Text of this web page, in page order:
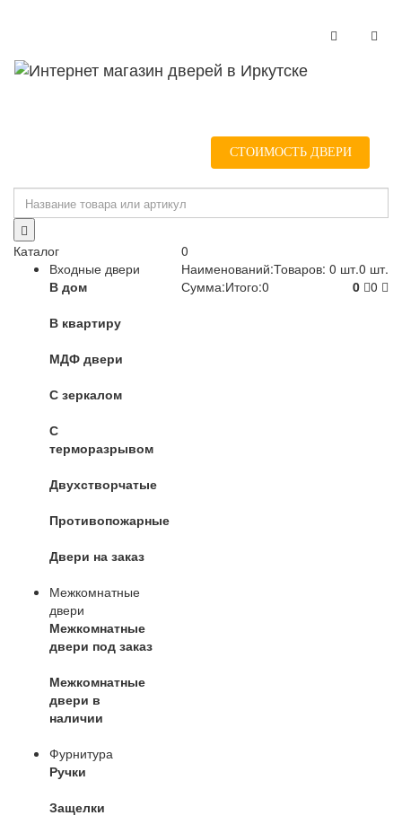
Навигация
СТОИМОСТЬ ДВЕРИ
Каталог
Входные двери
В дом
В квартиру
МДФ двери
С зеркалом
С
терморазрывом
Двухстворчатые
Противопожарные
Двери на заказ
Межкомнатные
двери
Межкомнатные
двери под заказ
Межкомнатные
двери в
наличии
Фурнитура
Ручки
Защелки
0
Наименований:
0 шт.
Товаров: 0 шт.
Сумма:
0
Итого: 0
0